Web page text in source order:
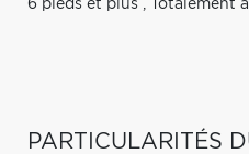
6 pieds et plus , Totalement
PARTICULARITÉS